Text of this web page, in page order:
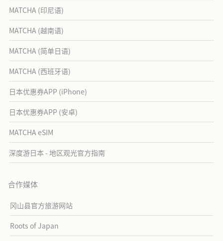
MATCHA (印尼语)
MATCHA (越南语)
MATCHA (简单日语)
MATCHA (西班牙语)
日本优惠券APP (iPhone)
日本优惠券APP (安卓)
MATCHA eSIM
深度游日本 - 地区观光官方指南
合作媒体
冈山县官方旅游网站
Roots of Japan